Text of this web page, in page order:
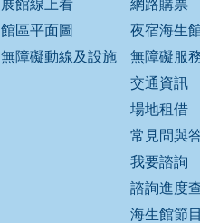
展館線上看
館區平面圖
無障礙動線及設施
網路購票
夜宿海生
無障礙服
交通資訊
場地租借
常見問與
我要諮詢
諮詢進度
海生館節